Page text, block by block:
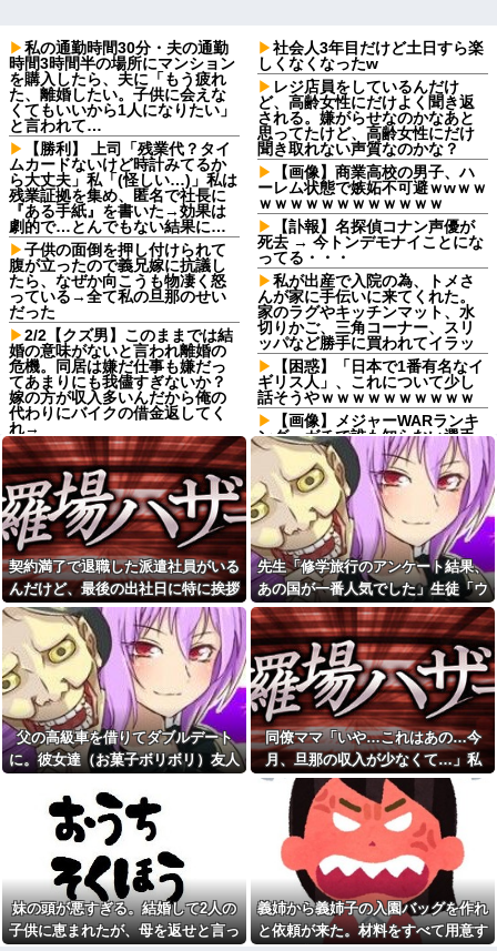
私の通勤時間30分・夫の通勤
時間3時間半の場所にマンション
を購入したら、夫に「もう疲れ
た、離婚したい。子供に会えな
くてもいいから1人になりたい」
と言われて…
【勝利】 上司「残業代？タイ
ムカードないけど時計みてるか
ら大丈夫」私「(怪しい…)」私は
残業証拠を集め、匿名で社長に
『ある手紙』を書いた→効果は
劇的で…とんでもない結果に…
子供の面倒を押し付けられて
腹が立ったので義兄嫁に抗議し
たら、なぜか向こうも物凄く怒
っている→全て私の旦那のせい
だった
2/2【クズ男】このままでは結
婚の意味がないと言われ離婚の
危機。同居は嫌だ仕事も嫌だっ
てあまりにも我儘すぎないか？
嫁の方が収入多いんだから俺の
代わりにバイクの借金返してく
れ→
彼女と紫陽花見に行ったらス
ニーカーを履いてきてた。普通
かわいいぺたんこ靴とかじゃな
いの？コーヒーや手作り菓子も
持ってこないしさぁ…
【悲報】山本太郎さん、政治
に興味なかった
【超絶悲報】東科大医学部卒
の美人YouTuberさん、直美でコ
メント欄が炎上してしまう…
【画像】最新の浜辺美波さ
ん、ガチのマジで可愛過ぎてワ
イらをドキドキさせてしまうw w
w w w w w
【悲報】「抱かれたくない
男」レジェンドの江頭2:50さ
ん、変わり果てた姿で発見され
る
【怒報】電車乗り込みぼく
ゃんの隣あいてんじゃん！座っ
たろ！」→結果w w w w w w w
義両親「空き家になるし住ん
でいいよ」私たち「じゃあお言
葉に甘えて…」→引っ越した途
端、予想外の出来事が待ってい
て…
「昼間にあんなこと言った自
社会人3年目だけど土日すら楽
しくなくなったw
レジ店員をしているんだけ
ど、高齢女性にだけよく聞き返
される。嫌がらせなのかなあと
思ってたけど、高齢女性にだけ
聞き取れない声質なのかな？
【画像】商業高校の男子、ハ
ーレム状態で嫉妬不可避ｗwｗｗ
ｗｗｗｗｗｗｗｗｗｗｗｗ
【訃報】名探偵コナン声優が
死去 → 今トンデモナイことにな
ってる・・・
私が出産で入院の為、トメさ
んが家に手伝いに来てくれた。
家のラグやキッチンマット、水
切りかご、三角コーナー、スリ
ッパなど勝手に買われてイラッ
【困惑】「日本で1番有名なイ
ギリス人」、これについて少し
話そうやｗｗｗｗｗｗｗｗｗｗ
【画像】メジャーWARランキ
ング、ガチで誰も知らない選手
が上位に躍り出る…
双子の育児＋家事、更に義父
の介護でヘトヘトになってたら
呆れ顔の旦那に早く仕事をして
もらわないと困ると吐き捨てら
れた
娘の下着をチェックして職場
に暴露する狂気の母親！娘の彼
氏を呪い「洗濯物のパンツ見て
性生活を察して泣きたい」と周
囲に暴露していて気持ち悪すぎ
た
22歳で戦死した特攻隊員、出
撃前の日記に残した“本音”が悲
惨すぎる・・・他
【後編】引き渡し直後の新築
戸建。嫁が男を連れ込んで濃厚
行為していたことが発覚
父に誘われてモーニングを食
べに行くことに。客（ジロジ
ロ）私「えっ何？」店員「見て
の通りの状況なので…」→まさ
かの対応をされて...
【後編】元旦那が突然、自分
の現妻とのメールを転送...その内
容がキモすぎた件
彼氏の家に遊びに行ったら彼
母が大皿から唐揚げを素手でつ
まんでひとくちかじり、残りを
契約満了で退職した派遣社員がいる
んだけど、最後の出社日に特に挨拶
も菓子折りもなにもなく...
先生「修学旅行のアンケート結果、
あの国が一番人気でした」生徒「ウ
ソだ！沖縄や北海道が人気だっ
た！」→トンデモナイことに・・・
父の高級車を借りてダブルデート
に。彼女達（お菓子ボリボリ）友人
と…
同僚ママ「いや…これはあの…今
月、旦那の収入が少なくて…」私
「はい？」→ 同僚ママが隠したもの
を見ると・・・
妹の頭が悪すぎる。結婚して2人の
子供に恵まれたが、母を返せと言っ
義姉から義姉子の入園バッグを作れ
と依頼が来た。材料をすべて用意す